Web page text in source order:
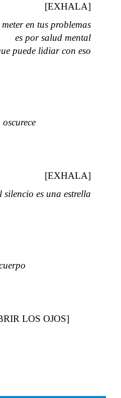
[EXHALA]
en tus problemas
es por salud mental
puede lidiar con eso
[EXHALA]
silencio es una estrella
LOS OJOS]